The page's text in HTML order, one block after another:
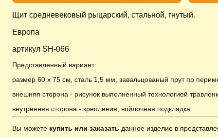
Щит средневековый рыцарский, стальной, гнутый.
Европа
артикул SH-066
Представленный вариант:
размер 60 х 75 см, сталь 1,5 мм, завальцованый прут по
внешняя сторона - рисунок выполненный технологией
внутренняя сторона - крепления, войлочная подкладка.
Вы можете купить или заказать данное изделие в